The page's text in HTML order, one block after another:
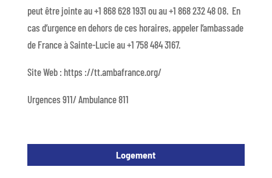
peut être jointe au +1 868 628 1931 ou au +1 868 232 48 08. En
cas d’urgence en dehors de ces horaires, appeler l’ambassade
de France à Sainte-Lucie au +1 758 484 3167.
Site Web : https ://tt.ambafrance.org/
Urgences 911/ Ambulance 811
Logement